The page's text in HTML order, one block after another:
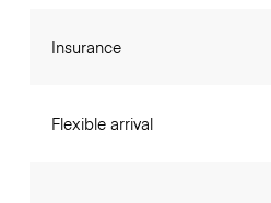
Insurance
Flexible arrival